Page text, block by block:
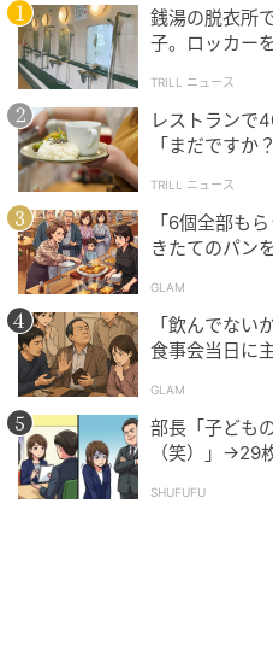
ベビーカレン
です。みんなの
索、おでかけ情
000万人以上。
銭湯の脱衣所
子。ロッカー
中で拍手」
TRILL ニュース
レストランで
「まだですか
せん」
TRILL ニュース
「6個全部も
きたてのパン
GLAM
「飲んでない
食事会当日に
GLAM
部長「子ども
（笑）」→29
SHUFUFU